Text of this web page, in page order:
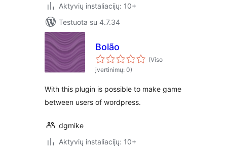
Aktyvių instaliacijų: 10+
Testuota su 4.7.34
Bolão
(Viso
įvertinimų: 0)
With this plugin is possible to make game
between users of wordpress.
dgmike
Aktyvių instaliacijų: 10+